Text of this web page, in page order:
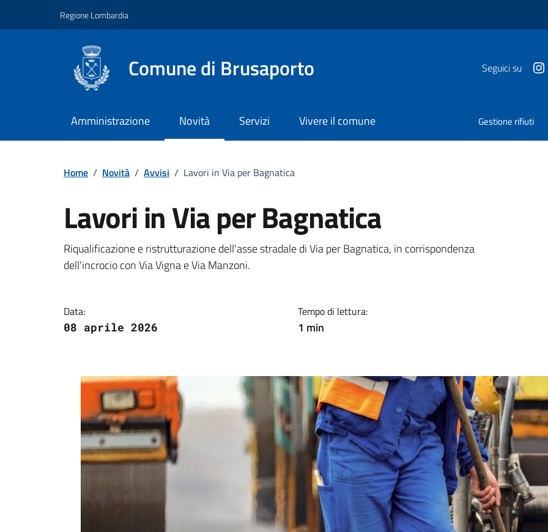
Regione Lombardia
Comune di Brusaporto Seguici su
Amministrazione Novità Servizi Vivere il comune Gestione rifiuti
Home / Novità / Avvisi / Lavori in Via per Bagnatica
Lavori in Via per Bagnatica
Dettagli della notizia
Riqualificazione e ristrutturazione dell'asse stradale di Via per Bagnatica, in corrispondenza
dell'incrocio con Via Vigna e Via Manzoni.
Data:
08 aprile 2026
Tempo di lettura:
1 min